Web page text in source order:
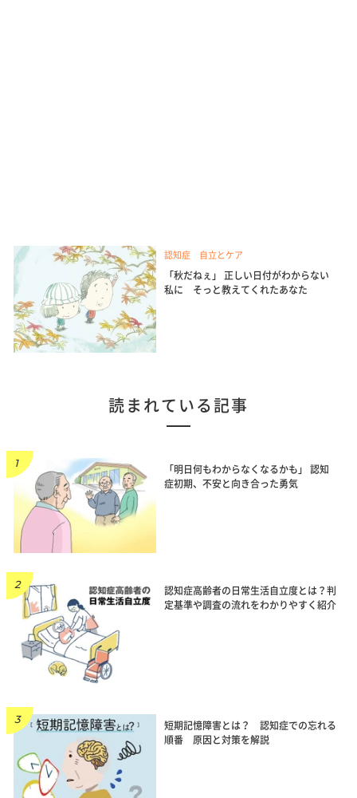
認知症 自立とケア
「秋だねぇ」 正しい日付がわからない
私に そっと教えてくれたあなた
読まれている記事
「明日何もわからなくなるかも」 認知
症初期、不安と向き合った勇気
認知症高齢者の日常生活自立度とは？判
定基準や調査の流れをわかりやすく紹介
短期記憶障害とは？ 認知症での忘れる
順番 原因と対策を解説